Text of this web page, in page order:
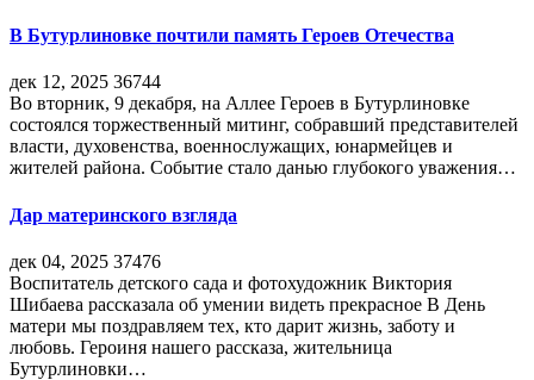
В Бутурлиновке почтили память Героев Отечества
дек 12, 2025 36744
Во вторник, 9 декабря, на Аллее Героев в Бутурлиновке
состоялся торжественный митинг, собравший представителей
власти, духовенства, военнослужащих, юнармейцев и
жителей района. Событие стало данью глубокого уважения…
Дар материнского взгляда
дек 04, 2025 37476
Воспитатель детского сада и фотохудожник Виктория
Шибаева рассказала об умении видеть прекрасное В День
матери мы поздравляем тех, кто дарит жизнь, заботу и
любовь. Героиня нашего рассказа, жительница
Бутурлиновки…